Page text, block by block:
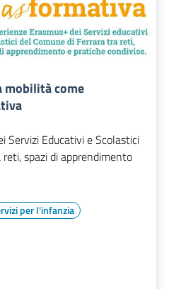
mobilità come
Servizi Educativi e Scolastici
spazi di apprendimento
per l'infanzia